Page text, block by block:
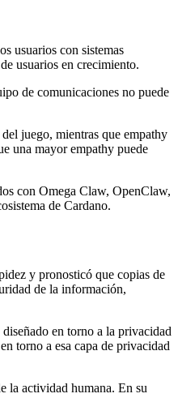
usuarios con sistemas
usuarios en crecimiento.
de comunicaciones no puede
juego, mientras que empathy
una mayor empathy puede
con Omega Claw, OpenClaw,
de Cardano.
y pronosticó que copias de
de la información,
en torno a la privacidad
torno a esa capa de privacidad
la actividad humana. En su